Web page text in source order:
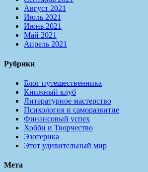
Август 2021
Июль 2021
Июнь 2021
Май 2021
Апрель 2021
Рубрики
Блог путешественника
Книжный клуб
Литературное мастерство
Психология и саморазвитие
Финансовый успех
Хобби и Творчество
Эзотерика
Этот удивительный мир
Мета